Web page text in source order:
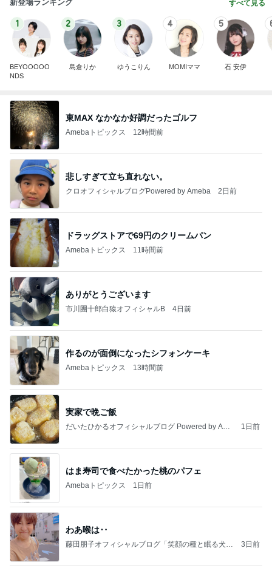
新登場ランキング すべて見る
1
BEYOOOOO
NDS
2
島倉りか
3
ゆうこりん
4
MOMIママ
5
石 安伊
東MAX なかなか好調だったゴルフ
Amebaトピックス 12時間前
悲しすぎて立ち直れない。
クロオフィシャルブログPowered by Ameba 2日前
ドラッグストアで69円のクリームパン
Amebaトピックス 11時間前
ありがとうございます
市川團十郎白猿オフィシャルB 4日前
作るのが面倒になったシフォンケーキ
Amebaトピックス 13時間前
実家で晩ご飯
だいたひかるオフィシャルブログ Powered by Ame
1日前
はま寿司で食べたかった桃のパフェ
Amebaトピックス 1日前
わあ喉は‥
藤田朋子オフィシャルブログ「笑顔の種と眠る犬」
3日前